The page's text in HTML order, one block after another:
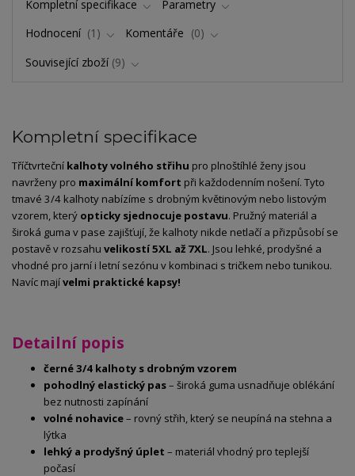
Kompletní specifikace
Parametry
Hodnocení
1 Komentáře
0
Související zboží 9
Kompletní specifikace
Tříčtvrteční kalhoty volného střihu pro plnoštíhlé ženy jsou
navrženy pro maximální komfort při každodenním nošení. Tyto
tmavé 3/4 kalhoty nabízíme s drobným květinovým nebo listovým
vzorem, který opticky sjednocuje postavu. Pružný materiál a
široká guma v pase zajišťují, že kalhoty nikde netlačí a přizpůsobí se
postavě v rozsahu velikostí 5XL až 7XL. Jsou lehké, prodyšné a
vhodné pro jarní i letní sezónu v kombinaci s tričkem nebo tunikou.
Navíc majívelmi praktické kapsy!
Detailní popis
černé 3/4 kalhoty s drobným vzorem
pohodlný elastický pas– široká guma usnadňuje oblékání
bez nutnosti zapínání
volné nohavice– rovný střih, který se neupíná na stehna a
lýtka
lehký a prodyšný úplet – materiál vhodný pro teplejší
počasí